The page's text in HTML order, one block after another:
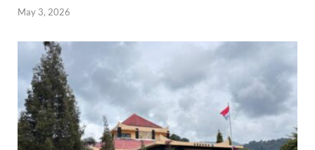
May 3, 2026